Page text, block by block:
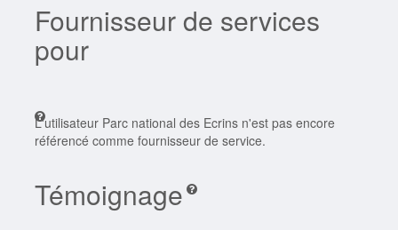
Fournisseur de services
pour
L'utilisateur Parc national des Ecrins n'est pas encore
référencé comme fournisseur de service.
Témoignage